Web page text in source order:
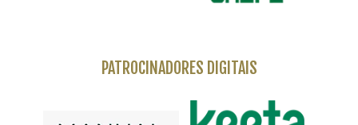
PATROCINADORES DIGITAIS